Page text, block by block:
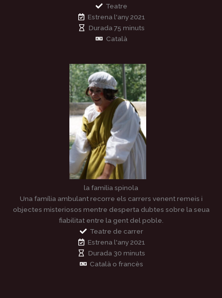
Teatre
Estrena l'any 2021
Durada 75 minuts
Català
la familia spinola
Una família ambulant recorre els carrers venent remeis i
objectes misteriosos mentre desperta dubtes sobre la seua
fiabilitat entre la gent del poble.
Teatre de carrer
Estrena l'any 2021
Durada 30 minuts
Català o francès